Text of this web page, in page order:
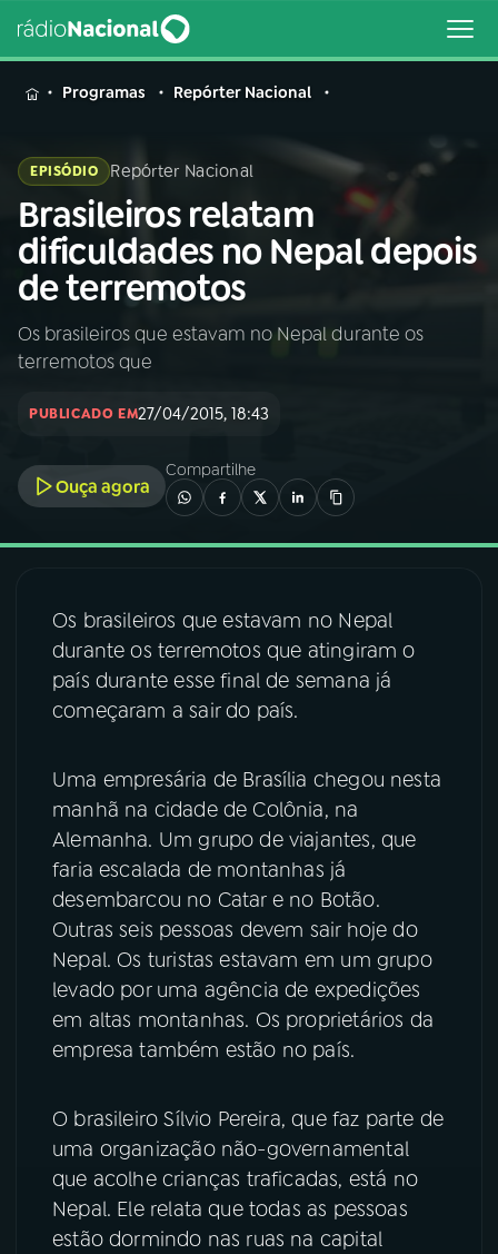
MENU
Buscar
na
Rádio
Nacional
Buscar
AO VIVO
INÍCIO
A RÁDIO
03PROGRAMAÇÃO
04PROGRAMAS
VIDEOCASTS
07 ÚLTIMAS
FESTIVAL DE MÚSICA
ACOMPANHE A RÁDIO NACIONAL
TikTok
Programas Repórter Nacional
EPISÓDIO Repórter Nacional
Brasileiros relatam
dificuldades no Nepal depois
de terremotos
Os brasileiros que estavam no Nepal durante os
terremotos que
PUBLICADO EM27/04/2015, 18:43
Ouça agora
Compartilhe
Os brasileiros que estavam no Nepal
durante os terremotos que atingiram o
país durante esse final de semana já
começaram a sair do país.
Uma empresária de Brasília chegou nesta
manhã na cidade de Colônia, na
Alemanha. Um grupo de viajantes, que
faria escalada de montanhas já
desembarcou no Catar e no Botão.
Outras seis pessoas devem sair hoje do
Nepal. Os turistas estavam em um grupo
levado por uma agência de expedições
em altas montanhas. Os proprietários da
empresa também estão no país.
O brasileiro Sílvio Pereira, que faz parte de
uma organização não-governamental
que acolhe crianças traficadas, está no
Nepal. Ele relata que todas as pessoas
estão dormindo nas ruas na capital